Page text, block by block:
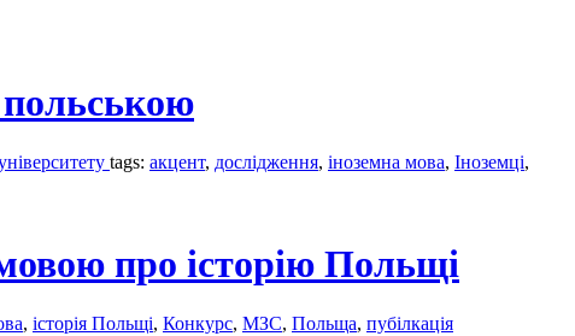
tags: акцент, дослідження, іноземна мова, Іноземці,
про історію Польщі
, історія Польщі, Конкурс, МЗС, Польща, пубілкація